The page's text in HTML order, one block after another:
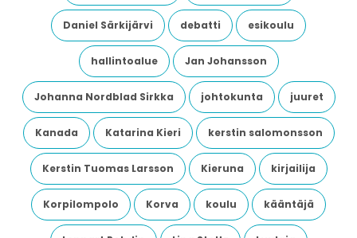
Daniel Särkijärvi debatti esikoulu
hallintoalue Jan Johansson
Johanna Nordblad Sirkka johtokunta juuret
Kanada Katarina Kieri kerstin salomonsson
Kerstin Tuomas Larsson Kieruna kirjailija
Korpilompolo Korva koulu kääntäjä